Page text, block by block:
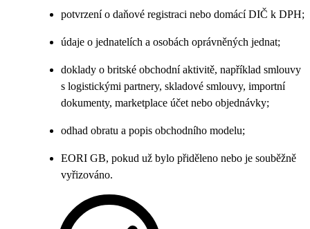
potvrzení o daňové registraci nebo domácí DIČ k DPH;
údaje o jednatelích a osobách oprávněných jednat;
doklady o britské obchodní aktivitě, například smlouvy
s logistickými partnery, skladové smlouvy, importní
dokumenty, marketplace účet nebo objednávky;
odhad obratu a popis obchodního modelu;
EORI GB, pokud už bylo přiděleno nebo je souběžně
vyřizováno.